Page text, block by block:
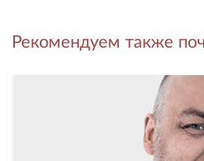
во в
Одноклассниках
Рекомендуем также